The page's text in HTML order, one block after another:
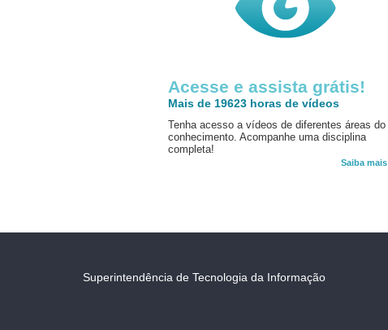
Acesse e assista grátis!
Mais de 19623 horas de vídeos
Tenha acesso a vídeos de diferentes áreas do
conhecimento. Acompanhe uma disciplina
completa!
Saiba mais
Superintendência de Tecnologia da Informação